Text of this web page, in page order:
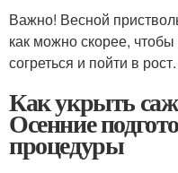
Важно! Весной
как можно скорее,
согреться и пойти в рост.
Как укрыть
Осенние
процедуры